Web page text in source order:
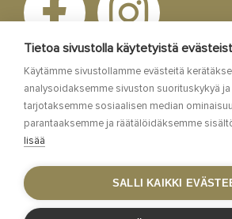
Esa Siltaloppi
Site by
Tietoa sivustolla käytetyistä
Käytämme sivustollamme evästeitä
analysoidaksemme sivuston suorituskykyä ja
tarjotaksemme sosiaalisen median
parantaaksemme ja räätälöidäksemme
lisää
SALLI KAIKKI